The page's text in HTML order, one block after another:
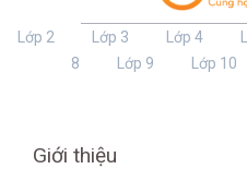
Lớp 2 Lớp 3 Lớp 4
8
Lớp 9 Lớp 10
Giới thiệu